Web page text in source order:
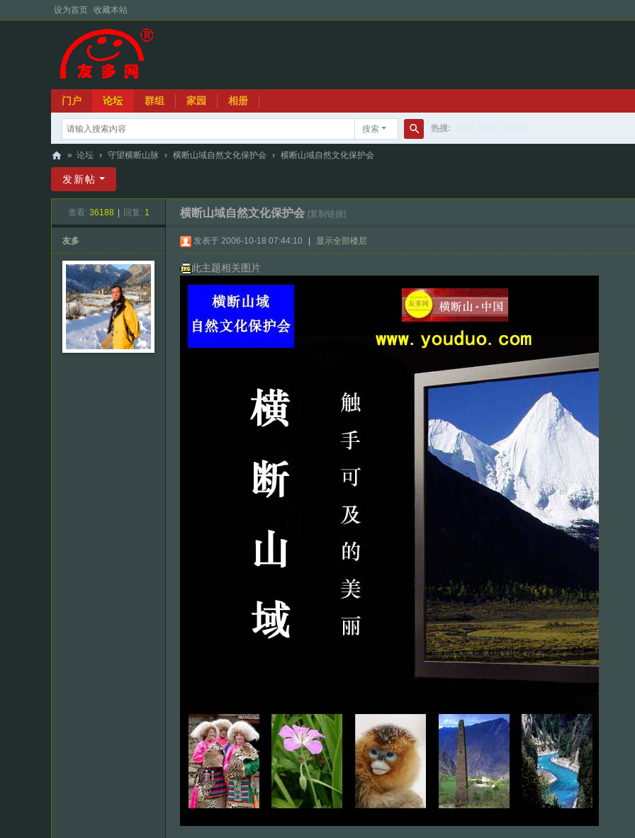
设为首页 收藏本站
门户 论坛 群组 家园 相册
搜索 热搜: 交友 discuz
多
» 论坛 › 守望横断山脉 › 横断山域自然文化保护会 › 横断山域自然文化保护会
发新帖
查看: 36188 回复: 1 横断山域自然文化保护会 [复制链接]
友多 发表于 2006-10-18 07:44:10 显示全部楼层
此主题相关图片